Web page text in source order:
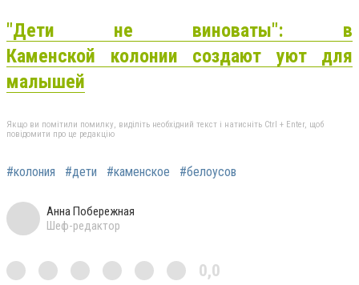
"Дети не виноваты": в
Каменской колонии создают уют для
малышей
Якщо ви помітили помилку, виділіть необхідний текст і натисніть Ctrl + Enter, щоб
повідомити про це редакцію
#колония #дети #каменское #белоусов
Анна Побережная
Шеф-редактор
0,0